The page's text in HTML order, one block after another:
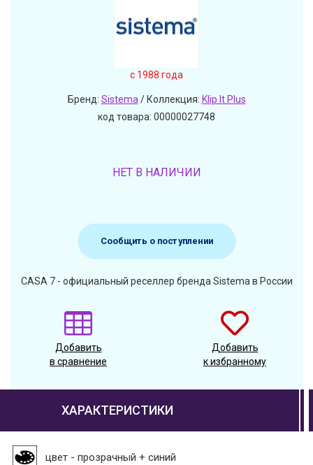
c 1988 года
Бренд: Sistema/ Коллекция: Klip It Plus
код товара: 00000027748
НЕТ В НАЛИЧИИ
Сообщить о поступлении
CASA 7 - официальный реселлер бренда Sistema в России
Добавить
в сравнение
Добавить
к избранному
ХАРАКТЕРИСТИКИ
цвет - прозрачный + синий